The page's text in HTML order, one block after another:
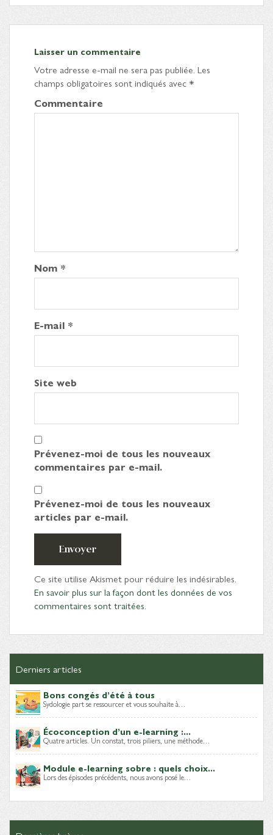
Laisser un commentaire
Votre adresse e-mail ne sera pas publiée. Les
champs obligatoires sont indiqués avec*
Commentaire
Nom *
E-mail *
Site web
Prévenez-moi de tous les nouveaux
commentaires par e-mail.
Prévenez-moi de tous les nouveaux
articles par e-mail.
Envoyer
Ce site utilise Akismet pour réduire les indésirables.
En savoir plus sur la façon dont les données de vos
commentaires sont traitées.
Derniers articles
Bons congés d’été à tous
Sydologie part se ressourcer et vous souhaite à…
Écoconception d’un e-learning :...
Quatre articles. Un constat, trois piliers, une méthode…
Module e-learning sobre : quels choix...
Lors des épisodes précédents, nous avons posé le…